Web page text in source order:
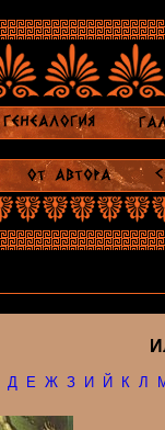
Д Е Ж З И Й К Л